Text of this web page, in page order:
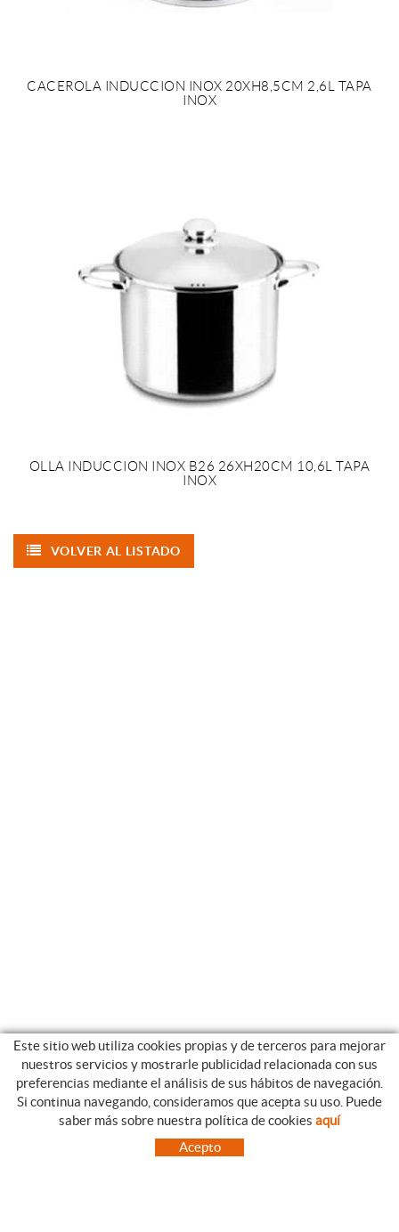
CACEROLA INDUCCION INOX 20XH8,5CM 2,6L TAPA
INOX
OLLA INDUCCION INOX B26 26XH20CM 10,6L TAPA
INOX
VOLVER AL LISTADO
CATEGORIAS GUIA DE COMPRA
CONDICIONES DE COMPRA
PAGO
Este sitio web utiliza cookies propias y de terceros para mejorar
nuestros servicios y mostrarle publicidad relacionada con sus
preferencias mediante el análisis de sus hábitos de navegación.
Si continua navegando, consideramos que acepta su uso. Puede
saber más sobre nuestra política de cookies aquí
Acepto